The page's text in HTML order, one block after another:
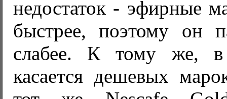
недостаток - эфирные
быстрее, поэтому он
слабее. К тому же, в
касается дешевых